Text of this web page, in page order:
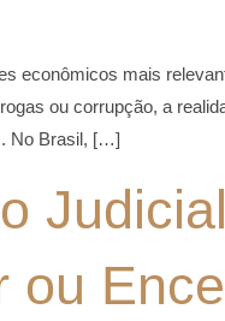
econômicos mais
ou corrupção, a
No Brasil, […]
ou